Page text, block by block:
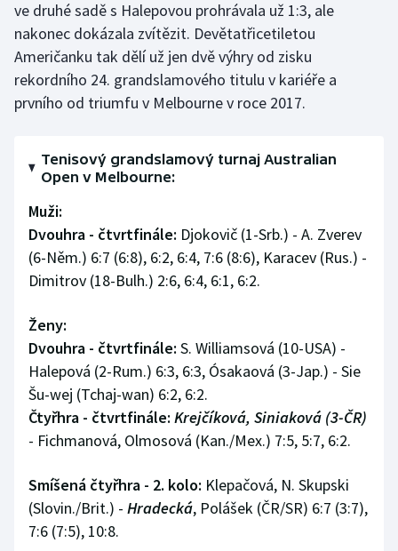
ve druhé sadě s Halepovou prohrávala už 1:3, ale
nakonec dokázala zvítězit. Devětatřicetiletou
Američanku tak dělí už jen dvě výhry od zisku
rekordního 24. grandslamového titulu v kariéře a
prvního od triumfu v Melbourne v roce 2017.
Tenisový grandslamový turnaj Australian
Open v Melbourne:
Muži:
Dvouhra - čtvrtfinále: Djokovič (1-Srb.) - A. Zverev
(6-Něm.) 6:7 (6:8), 6:2, 6:4, 7:6 (8:6), Karacev (Rus.) -
Dimitrov (18-Bulh.) 2:6, 6:4, 6:1, 6:2.
Ženy:
Dvouhra - čtvrtfinále: S. Williamsová (10-USA) -
Halepová (2-Rum.) 6:3, 6:3, Ósakaová (3-Jap.) - Sie
Šu-wej (Tchaj-wan) 6:2, 6:2.
Čtyřhra - čtvrtfinále: Krejčíková, Siniaková (3-ČR)
- Fichmanová, Olmosová (Kan./Mex.) 7:5, 5:7, 6:2.
Smíšená čtyřhra - 2. kolo: Klepačová, N. Skupski
(Slovin./Brit.) - Hradecká, Polášek (ČR/SR) 6:7 (3:7),
7:6 (7:5), 10:8.